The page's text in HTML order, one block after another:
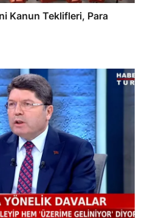
Kanun Teklifleri, Para